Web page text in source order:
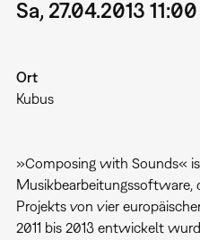
Sa, 27.04.2013
Ort
Kubus
»Composing with Sounds«
Musikbearbeitungssoftware,
Projekts von vier
2011 bis 2013 entwickelt